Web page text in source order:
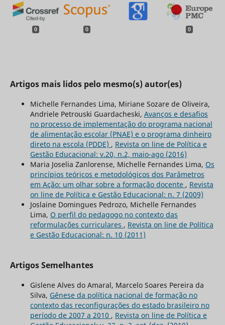
0 0 0
Artigos mais lidos pelo mesmo(s) autor(es)
Michelle Fernandes Lima, Miriane Sozare de Oliveira,
Andriele Petrouski Guardacheski, Avanços e desafios
no processo de implementação do programa nacional
de alimentação escolar (PNAE) e o programa dinheiro
direto na escola (PDDE) , Revista on line de Política e
Gestão Educacional: v.20, n.2, maio-ago (2016)
Maria Joselia Zanlorense, Michelle Fernandes Lima, Os
princípios teóricos e metodológicos dos Parâmetros
em Ação: um olhar sobre a formação docente , Revista
on line de Política e Gestão Educacional: n. 7 (2009)
Joslaine Domingues Pedrozo, Michelle Fernandes
Lima, O perfil do pedagogo no contexto das
reformulações curriculares , Revista on line de Política
e Gestão Educacional: n. 10 (2011)
Artigos Semelhantes
Gislene Alves do Amaral, Marcelo Soares Pereira da
Silva, Gênese da política nacional de formação no
contexto das reconfigurações do estado brasileiro no
período de 2007 a 2010 , Revista on line de Política e